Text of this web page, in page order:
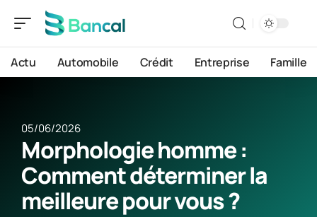
Actu Automobile Crédit Entreprise Famille
05/06/2026
Morphologie homme :
Comment déterminer la
meilleure pour vous ?